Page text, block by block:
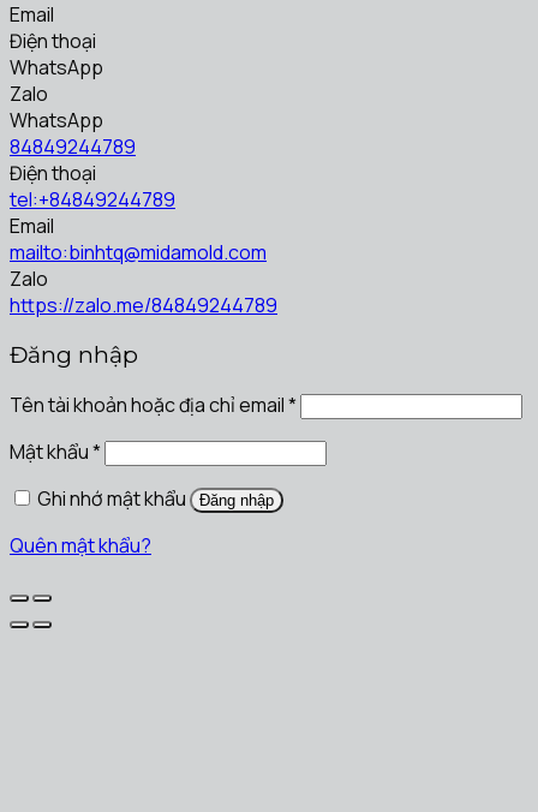
Email
Điện thoại
WhatsApp
Zalo
WhatsApp
84849244789
Điện thoại
tel:+84849244789
Email
mailto:binhtq@midamold.com
Zalo
https://zalo.me/84849244789
Đăng nhập
Tên tài khoản hoặc địa chỉ email*
Mật khẩu*
Ghi nhớ mật khẩu
Đăng nhập
Quên mật khẩu?